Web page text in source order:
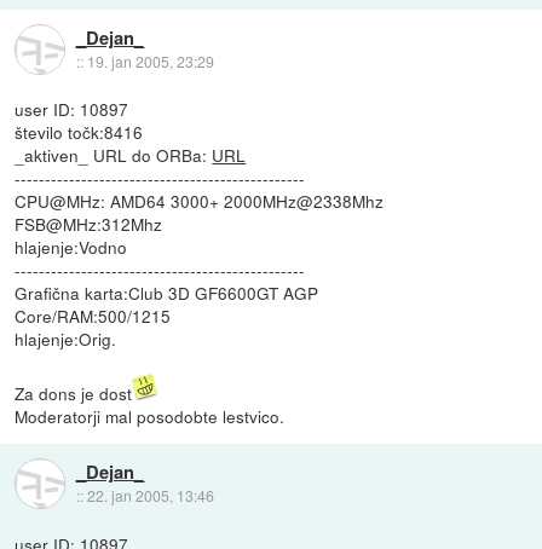
_Dejan_
:: 19. jan 2005, 23:29
user ID: 10897
število točk:8416
_aktiven_ URL do ORBa: URL
------------------------------------------------
CPU@MHz: AMD64 3000+ 2000MHz@2338Mhz
FSB@MHz:312Mhz
hlajenje:Vodno
------------------------------------------------
Grafična karta:Club 3D GF6600GT AGP
Core/RAM:500/1215
hlajenje:Orig.
Za dons je dost
Moderatorji mal posodobte lestvico.
_Dejan_
::22. jan 2005, 13:46
user ID: 10897